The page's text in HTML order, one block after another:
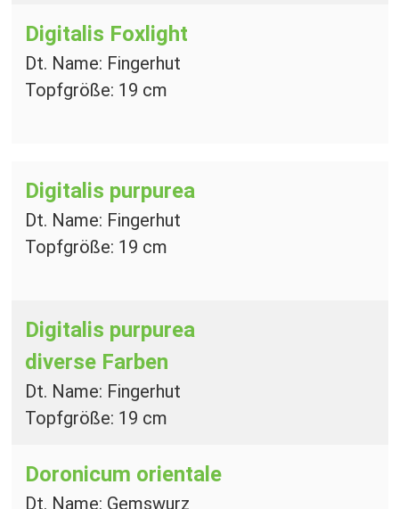
Digitalis Foxlight
Dt. Name: Fingerhut
Topfgröße: 19 cm
Digitalis purpurea
Dt. Name: Fingerhut
Topfgröße: 19 cm
Digitalis purpurea
diverse Farben
Dt. Name: Fingerhut
Topfgröße: 19 cm
Doronicum orientale
Dt. Name: Gemswurz